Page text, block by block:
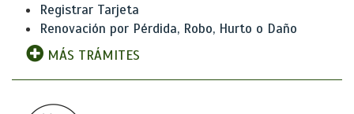
Registrar Tarjeta
Renovación por Pérdida, Robo, Hurto o Daño
MÁS TRÁMITES